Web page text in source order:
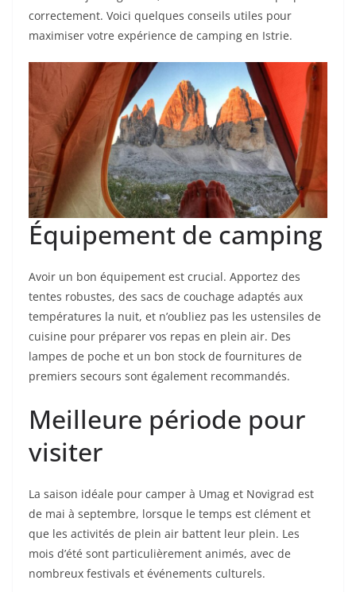
correctement. Voici quelques conseils utiles pour
maximiser votre expérience de camping en Istrie.
Équipement de camping
Avoir un bon équipement est crucial. Apportez des
tentes robustes, des sacs de couchage adaptés aux
températures la nuit, et n’oubliez pas les ustensiles de
cuisine pour préparer vos repas en plein air. Des
lampes de poche et un bon stock de fournitures de
premiers secours sont également recommandés.
Meilleure période pour
visiter
La saison idéale pour camper à Umag et Novigrad est
de mai à septembre, lorsque le temps est clément et
que les activités de plein air battent leur plein. Les
mois d’été sont particulièrement animés, avec de
nombreux festivals et événements culturels.